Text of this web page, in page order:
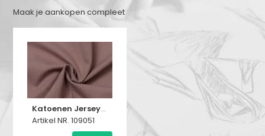
Maak je aankopen compleet
Katoenen Jersey Oud Mauve
Artikel NR. 109051